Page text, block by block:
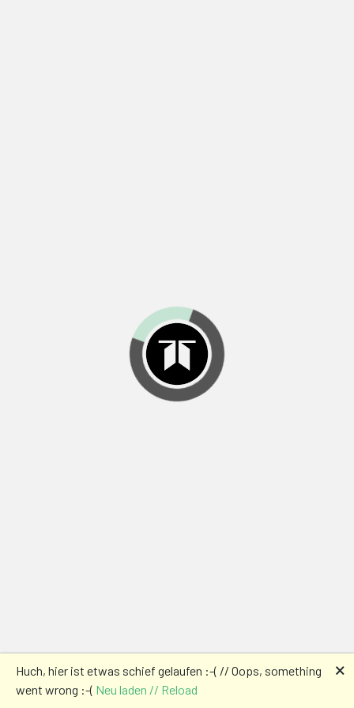
Huch, hier ist etwas schief gelaufen :-( // Oops, something
went wrong :-( Neu laden // Reload
🗙